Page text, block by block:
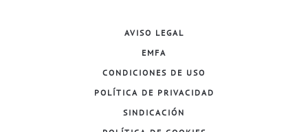
AVISO LEGAL
EMFA
CONDICIONES DE USO
POLÍTICA DE PRIVACIDAD
SINDICACIÓN